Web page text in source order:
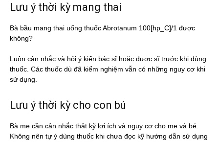
Lưu ý thời kỳ mang thai
Bà bầu mang thai uống thuốc Abrotanum 100[hp_C]/1 được
không?
Luôn cân nhắc và hỏi ý kiến bác sĩ hoặc dược sĩ trước khi dùng
thuốc. Các thuốc dù đã kiểm nghiệm vẫn có những nguy cơ khi
sử dụng.
Lưu ý thời kỳ cho con bú
Bà mẹ cần cân nhắc thật kỹ lợi ích và nguy cơ cho mẹ và bé.
Không nên tự ý dùng thuốc khi chưa đọc kỹ hướng dẫn sử dụng